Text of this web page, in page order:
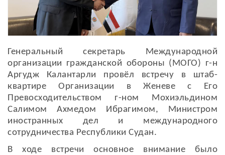
Генеральный секретарь Международной
организации гражданской обороны (МОГО) г-н
Аргудж Калантарли провёл встречу в штаб-
квартире Организации в Женеве с Его
Превосходительством г-ном Мохиэльдином
Салимом Ахмедом Ибрагимом, Министром
иностранных дел и международного
сотрудничества Республики Судан.
В ходе встречи основное внимание было